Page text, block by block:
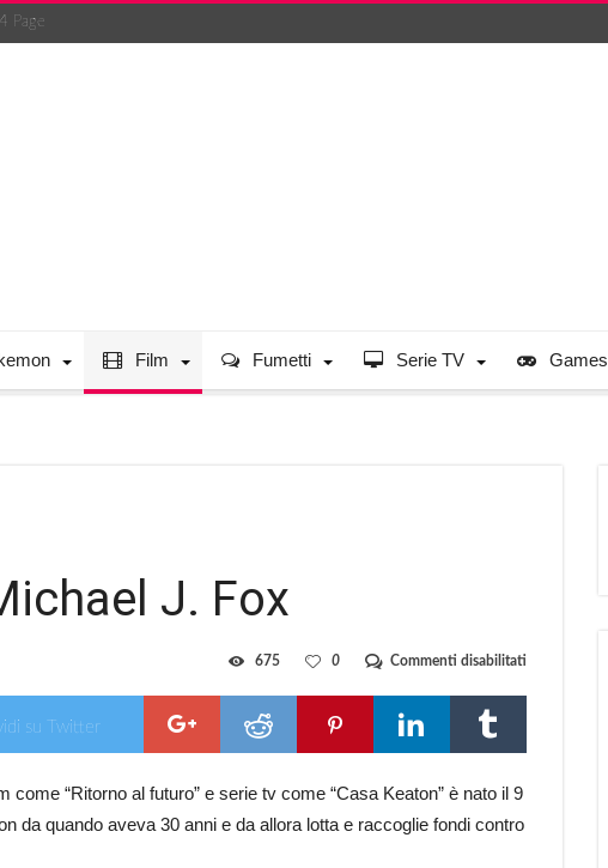
Page
Film Fumetti Serie TV Games
J. Fox
Commenti disabilitati
compleanno
Fox
0
675
su Twitter
“Ritorno al futuro” e serie tv come “Casa Keaton” è nato il 9
da quando aveva 30 anni e da allora lotta e raccoglie fondi contro